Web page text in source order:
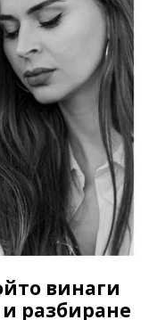
винаги
разбиране